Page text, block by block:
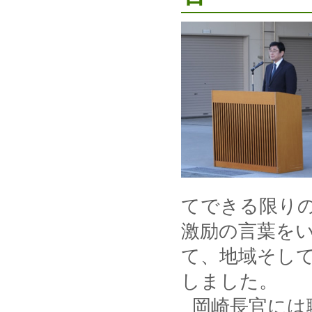
てできる限り
激励の言葉を
て、地域そし
しました。
岡崎長官に